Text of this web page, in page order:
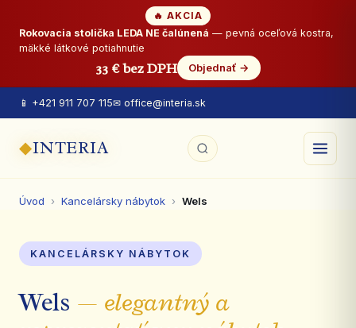
🔥 AKCIA
Rokovacia stolička LEDA NE čalúnená — pevná oceľová kostra,
mäkké látkové potiahnutie
33 € bez DPH Objednať →
📱 +421 911 707 115✉ office@interia.sk
◆INTERIA
Úvod › Kancelársky nábytok › Wels
KANCELÁRSKY NÁBYTOK
Wels — elegantný a